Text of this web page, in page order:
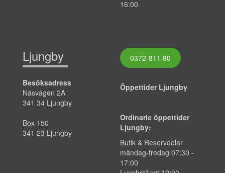
16:00
Ljungby
Besöksadress
Näsvägen 2A
341 34 Ljungby
Box 150
341 23 Ljungby
0372-811 80
Öppettider Ljungby
Ordinarie öppettider
Ljungby:
Butik & Reservdelar
måndag-fredag 07:30 -
17:00